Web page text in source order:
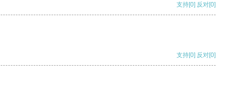
支持[0] 反对[0]
支持[0] 反对[0]